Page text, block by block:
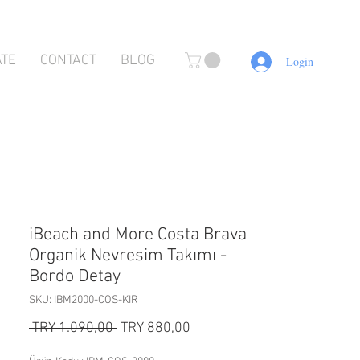
CONTACT BLOG Login
iBeach and More Costa Brava
Organik Nevresim Takımı -
Bordo Detay
SKU: IBM2000-COS-KIR
TRY 1.090,00 Preço
TRY 880,00